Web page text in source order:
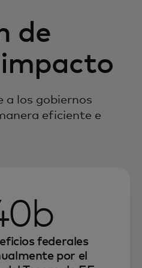
de
a los gobiernos
eficiente e
federales
por el